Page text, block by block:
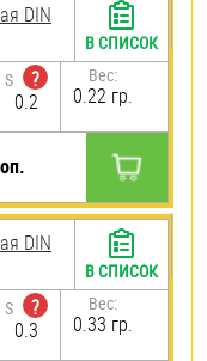
DIN
S
?
0.2
Вес:
0.22 гр.
В СПИСОК
DIN
S
?
0.3
Вес:
0.33 гр.
В СПИСОК